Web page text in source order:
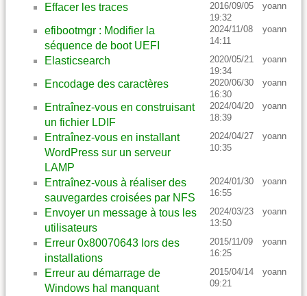
Effacer les traces
2016/09/05
19:32
yoann
efibootmgr : Modifier la
séquence de boot UEFI
2024/11/08
14:11
yoann
Elasticsearch
2020/05/21
19:34
yoann
Encodage des caractères
2020/06/30
16:30
yoann
Entraînez-vous en construisant
un fichier LDIF
2024/04/20
18:39
yoann
Entraînez-vous en installant
WordPress sur un serveur
LAMP
2024/04/27
10:35
yoann
Entraînez-vous à réaliser des
sauvegardes croisées par NFS
2024/01/30
16:55
yoann
Envoyer un message à tous les
utilisateurs
2024/03/23
13:50
yoann
Erreur 0x80070643 lors des
installations
2015/11/09
16:25
yoann
Erreur au démarrage de
Windows hal manquant
2015/04/14
09:21
yoann